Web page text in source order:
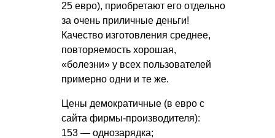
25 евро), приобретают его отдельно
за очень приличные деньги!
Качество изготовления среднее,
повторяемость хорошая,
«болезни» у всех пользователей
примерно одни и те же.
Цены демократичные (в евро с
сайта фирмы-производителя):
153 — однозарядка;